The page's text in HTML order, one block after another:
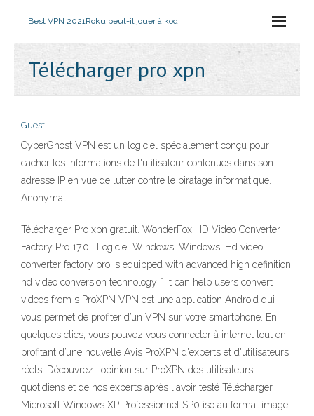
Best VPN 2021Roku peut-il jouer à kodi
Télécharger pro xpn
Guest
CyberGhost VPN est un logiciel spécialement conçu pour
cacher les informations de l'utilisateur contenues dans son
adresse IP en vue de lutter contre le piratage informatique.
Anonymat
Télécharger Pro xpn gratuit. WonderFox HD Video Converter
Factory Pro 17.0 . Logiciel Windows. Windows. Hd video
converter factory pro is equipped with advanced high definition
hd video conversion technology [] it can help users convert
videos from s ProXPN VPN est une application Android qui
vous permet de profiter d’un VPN sur votre smartphone. En
quelques clics, vous pouvez vous connecter à internet tout en
profitant d’une nouvelle Avis ProXPN d'experts et d'utilisateurs
réels. Découvrez l'opinion sur ProXPN des utilisateurs
quotidiens et de nos experts après l'avoir testé Télécharger
Microsoft Windows XP Professionnel SP0 iso au format image